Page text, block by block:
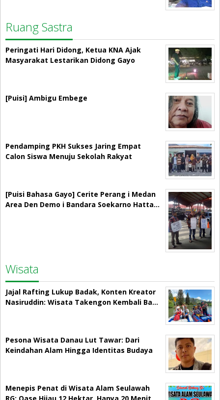
Ruang Sastra
Peringati Hari Didong, Ketua KNA Ajak
Masyarakat Lestarikan Didong Gayo
[Puisi] Ambigu Embege
Pendamping PKH Sukses Jaring Empat
Calon Siswa Menuju Sekolah Rakyat
[Puisi Bahasa Gayo] Cerite Perang i Medan
Area Den Demo i Bandara Soekarno Hatta…
Wisata
Jajal Rafting Lukup Badak, Konten Kreator
Nasiruddin: Wisata Takengon Kembali Ba…
Pesona Wisata Danau Lut Tawar: Dari
Keindahan Alam Hingga Identitas Budaya
Menepis Penat di Wisata Alam Seulawah